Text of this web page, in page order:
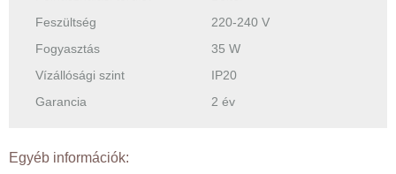
Feszültség
220-240 V
Fogyasztás
35 W
Vízállósági szint
IP20
Garancia
2 év
Egyéb információk: